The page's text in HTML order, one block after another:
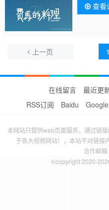
查看
上一页
在线留言 最近更
RSS订阅
Baidu Google
本网站只提供web页面服务，通过链
于各大视频网站），本站不对链接
合作邮箱
©copyright 2020-